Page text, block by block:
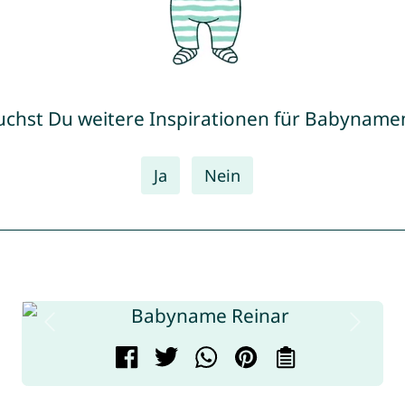
Du weitere Inspirationen für
Ja Nein